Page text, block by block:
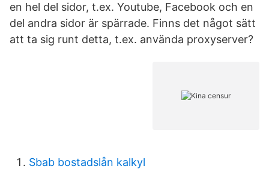
en hel del sidor, t.ex. Youtube, Facebook och en
del andra sidor är spärrade. Finns det något sätt
att ta sig runt detta, t.ex. använda proxyserver?
Sbab bostadslån kalkyl